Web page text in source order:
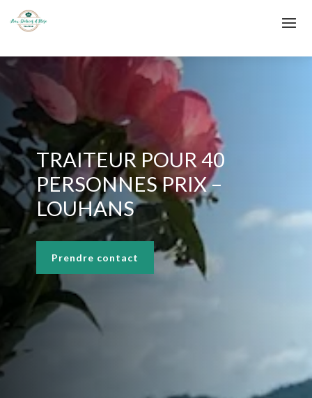
TRAITEUR POUR 40
PERSONNES PRIX –
LOUHANS
Prendre contact